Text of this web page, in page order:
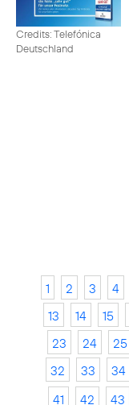
Credits: Telefónica
Deutschland
1 2 3 4
13
14 15
23
24 25
32
33 34
41
42 43